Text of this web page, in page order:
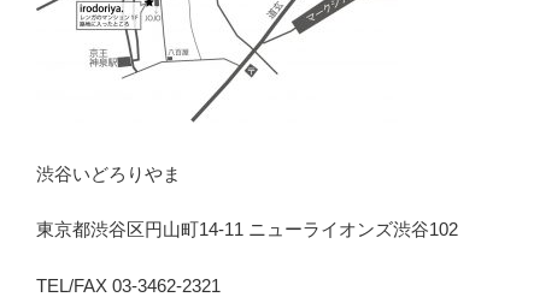
渋谷いどろりやま
東京都渋谷区円山町14-11 ニューライオンズ渋谷102
TEL/FAX 03-3462-2321